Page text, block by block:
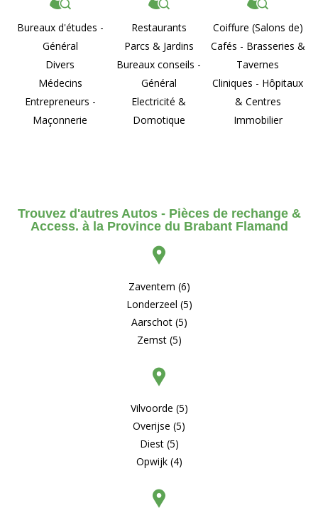
Bureaux d'études -
Général
Divers
Médecins
Entrepreneurs -
Maçonnerie
Restaurants
Parcs & Jardins
Bureaux conseils -
Général
Electricité &
Domotique
Coiffure (Salons de)
Cafés - Brasseries &
Tavernes
Cliniques - Hôpitaux
& Centres
Immobilier
Trouvez d'autres Autos - Pièces de rechange &
Access. à la Province du Brabant Flamand
Zaventem (6)
Londerzeel (5)
Aarschot (5)
Zemst (5)
Vilvoorde (5)
Overijse (5)
Diest (5)
Opwijk (4)